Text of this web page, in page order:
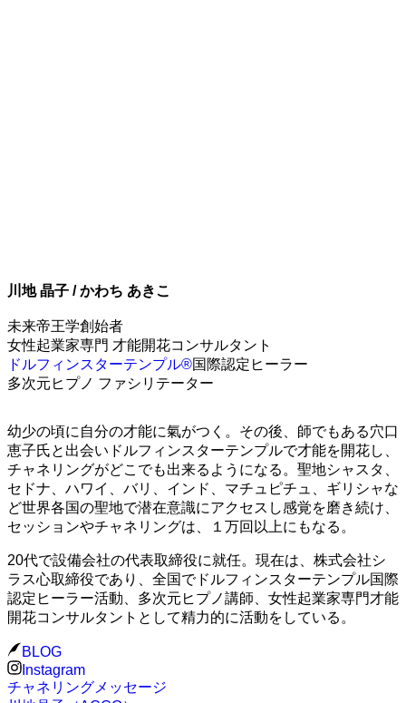
川地 晶子 /かわち あきこ
未来帝王学創始者
女性起業家専門 才能開花コンサルタント
ドルフィンスターテンプル®国際認定ヒーラー
多次元ヒプノ ファシリテーター
幼少の頃に自分の才能に氣がつく。その後、師でもある穴口
恵子氏と出会いドルフィンスターテンプルで才能を開花し、
チャネリングがどこでも出来るようになる。聖地シャスタ、
セドナ、ハワイ、バリ、インド、マチュピチュ、ギリシャな
ど世界各国の聖地で潜在意識にアクセスし感覚を磨き続け、
セッションやチャネリングは、１万回以上にもなる。
20代で設備会社の代表取締役に就任。現在は、株式会社シ
ラス心取締役であり、全国でドルフィンスターテンプル国際
認定ヒーラー活動、多次元ヒプノ講師、女性起業家専門才能
開花コンサルタントとして精力的に活動をしている。
BLOG
Instagram
チャネリングメッセージ